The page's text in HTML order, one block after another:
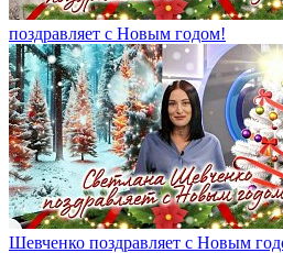
поздравляет с Новым годом!
Шевченко поздравляет с Новым